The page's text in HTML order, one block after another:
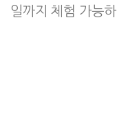
일까지 체험 가능